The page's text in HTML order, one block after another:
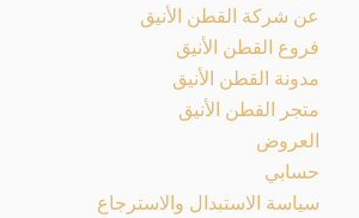
عن شركة القطن الأنيق
فروع القطن الأنيق
مدونة القطن الأنيق
متجر القطن الأنيق
العروض
حسابي
سياسة الاستبدال والاسترجاع